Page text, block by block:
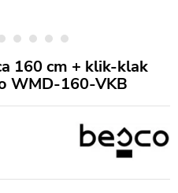
160 cm + klik-klak
WMD-160-VKB